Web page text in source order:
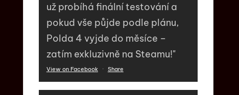
už probíhá finální testování a
pokud vše půjde podle plánu,
Polda 4 vyjde do měsíce –
zatím exkluzivně na Steamu!"
View on Facebook · Share